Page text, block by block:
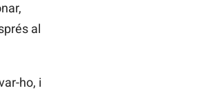
al
ho, i